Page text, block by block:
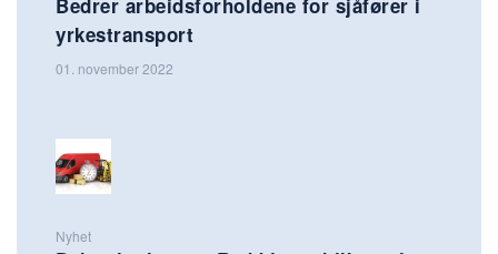
Bedrer arbeidsforholdene for sjåfører i
yrkestransport
01. november 2022
Nyhet